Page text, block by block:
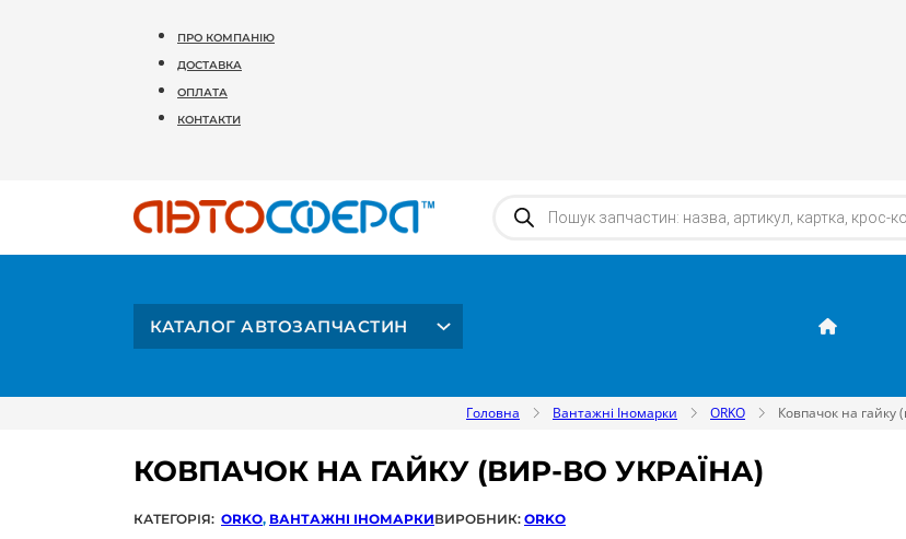
ПРО КОМПАНІЮ
ДОСТАВКА
ОПЛАТА
КОНТАКТИ
Products search
КАТАЛОГ АВТОЗАПЧАСТИН
Головна Вантажні Іномарки ORKO Ковпачок на гайку
КОВПАЧОК НА ГАЙКУ (ВИР-ВО УКРАЇНА)
КАТЕГОРІЯ: ORKO, ВАНТАЖНІ ІНОМАРКИВИРОБНИК: ORKO